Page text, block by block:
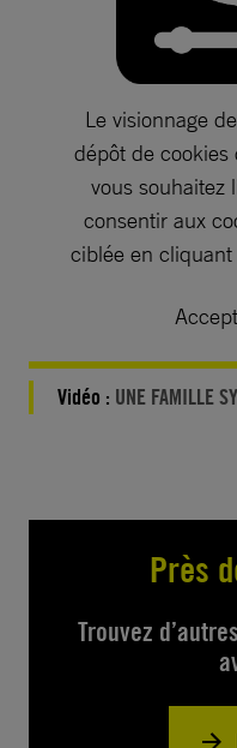
Le visionnage
dépôt de cookies
vous souhaitez
consentir aux
ciblée en
Vidéo : UNE FAMILLE
Près
Trouvez